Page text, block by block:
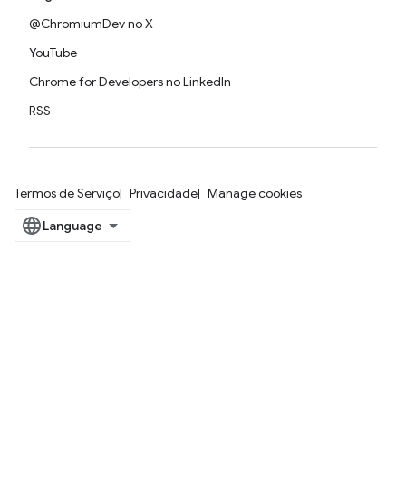
@ChromiumDev no X
YouTube
Chrome for Developers no LinkedIn
RSS
Termos de Serviço Privacidade Manage cookies